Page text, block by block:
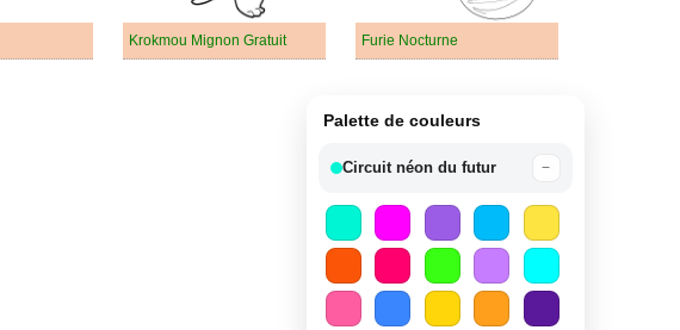
Krokmou Mignon Gratuit Furie Nocturne
Palette de couleurs
Circuit néon du futur −